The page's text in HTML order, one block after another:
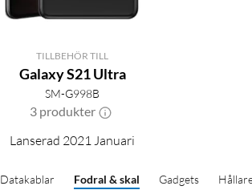
TILLBEHÖR TILL
Galaxy S21 Ultra
SM-G998B
3 produkter
Lanserad 2021 Januari
Datakablar Fodral & skal Gadgets